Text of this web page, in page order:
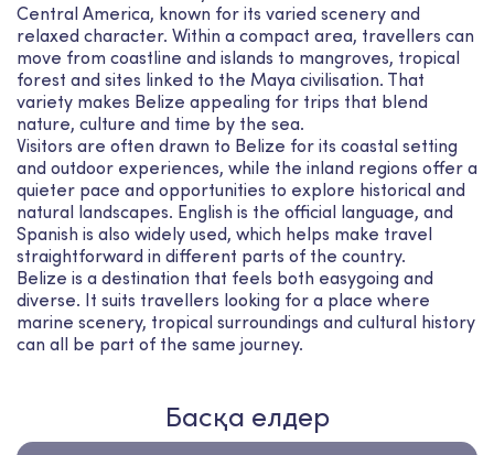
Central America, known for its varied scenery and
relaxed character. Within a compact area, travellers can
move from coastline and islands to mangroves, tropical
forest and sites linked to the Maya civilisation. That
variety makes Belize appealing for trips that blend
nature, culture and time by the sea.
Visitors are often drawn to Belize for its coastal setting
and outdoor experiences, while the inland regions offer a
quieter pace and opportunities to explore historical and
natural landscapes. English is the official language, and
Spanish is also widely used, which helps make travel
straightforward in different parts of the country.
Belize is a destination that feels both easygoing and
diverse. It suits travellers looking for a place where
marine scenery, tropical surroundings and cultural history
can all be part of the same journey.
Басқа елдер